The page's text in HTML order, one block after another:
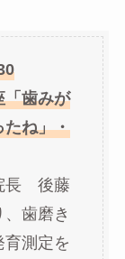
「歯みが
たね」・
長 後藤
歯磨き
測定を